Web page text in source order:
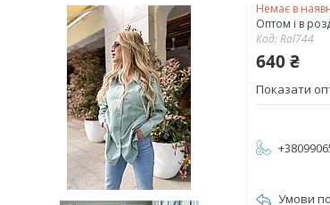
Немає в
Оптом і в
Код:Ral744
640 ₴
Показати